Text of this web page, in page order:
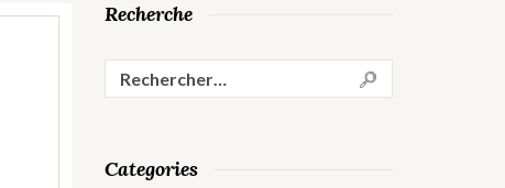
Recherche
Categories